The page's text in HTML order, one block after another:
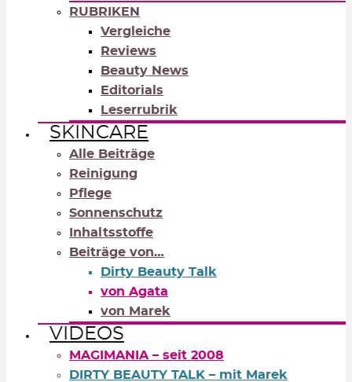
RUBRIKEN
Vergleiche
Reviews
Beauty News
Editorials
Leserrubrik
SKINCARE
Alle Beiträge
Reinigung
Pflege
Sonnenschutz
Inhaltsstoffe
Beiträge von…
Dirty Beauty Talk
von Agata
von Marek
VIDEOS
MAGIMANIA – seit 2008
DIRTY BEAUTY TALK – mit Marek